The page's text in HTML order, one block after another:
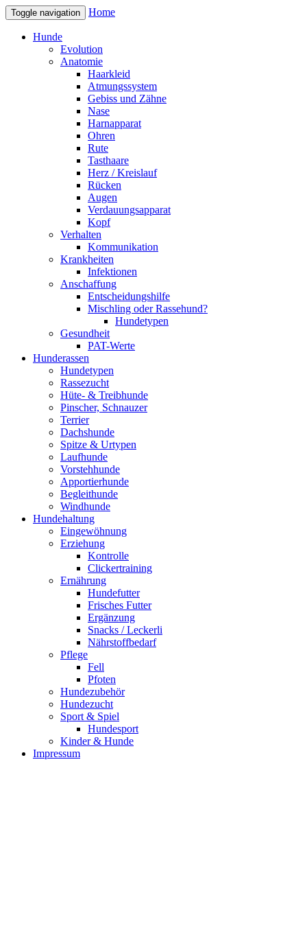
Toggle navigation Home
Hunde
Evolution
Anatomie
Haarkleid
Atmungssystem
Gebiss und Zähne
Nase
Harnapparat
Ohren
Rute
Tasthaare
Herz / Kreislauf
Rücken
Augen
Verdauungsapparat
Kopf
Verhalten
Kommunikation
Krankheiten
Infektionen
Anschaffung
Entscheidungshilfe
Mischling oder Rassehund?
Hundetypen
Gesundheit
PAT-Werte
Hunderassen
Hundetypen
Rassezucht
Hüte- & Treibhunde
Pinscher, Schnauzer
Terrier
Dachshunde
Spitze & Urtypen
Laufhunde
Vorstehhunde
Apportierhunde
Begleithunde
Windhunde
Hundehaltung
Eingewöhnung
Erziehung
Kontrolle
Clickertraining
Ernährung
Hundefutter
Frisches Futter
Ergänzung
Snacks / Leckerli
Nährstoffbedarf
Pflege
Fell
Pfoten
Hundezubehör
Hundezucht
Sport & Spiel
Hundesport
Kinder & Hunde
Impressum